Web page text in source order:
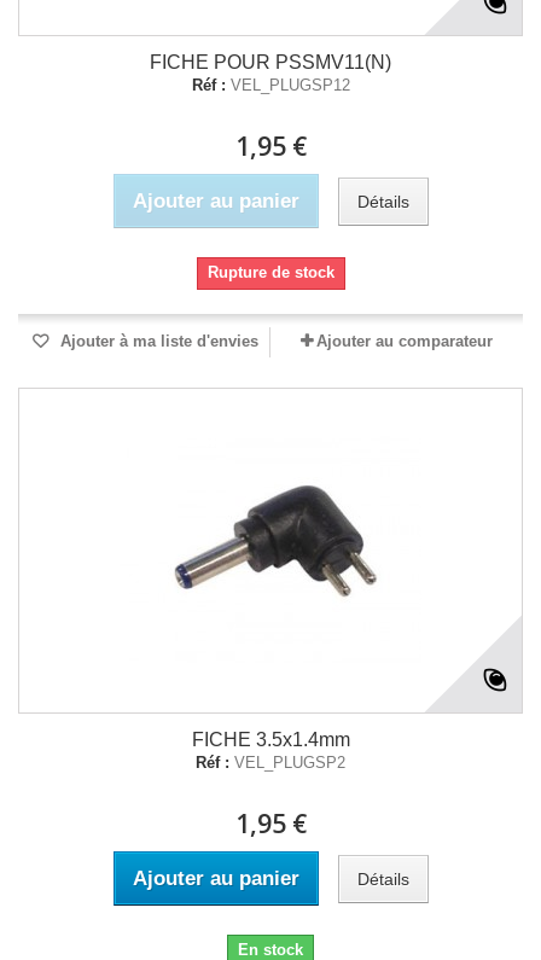
FICHE POUR PSSMV11(N)
Réf : VEL_PLUGSP12
1,95 €
Ajouter au panier Détails
Rupture de stock
Ajouter à ma liste d'envies Ajouter au comparateur
FICHE 3.5x1.4mm
Réf : VEL_PLUGSP2
1,95 €
Ajouter au panier Détails
En stock